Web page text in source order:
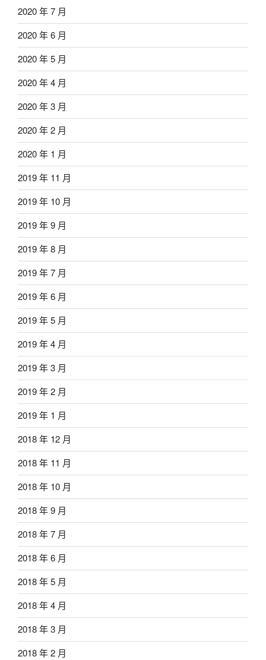
2020 年 7 月
2020 年 6 月
2020 年 5 月
2020 年 4 月
2020 年 3 月
2020 年 2 月
2020 年 1 月
2019 年 11 月
2019 年 10 月
2019 年 9 月
2019 年 8 月
2019 年 7 月
2019 年 6 月
2019 年 5 月
2019 年 4 月
2019 年 3 月
2019 年 2 月
2019 年 1 月
2018 年 12 月
2018 年 11 月
2018 年 10 月
2018 年 9 月
2018 年 7 月
2018 年 6 月
2018 年 5 月
2018 年 4 月
2018 年 3 月
2018 年 2 月